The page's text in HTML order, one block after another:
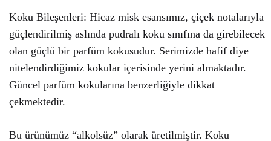
Koku Bileşenleri: Hicaz misk esansımız, çiçek notalarıyla
güçlendirilmiş aslında pudralı koku sınıfına da girebilecek
olan güçlü bir parfüm kokusudur. Serimizde hafif diye
nitelendirdiğimiz kokular içerisinde yerini almaktadır.
Güncel parfüm kokularına benzerliğiyle dikkat
çekmektedir.
Bu ürünümüz “alkolsüz” olarak üretilmiştir. Koku